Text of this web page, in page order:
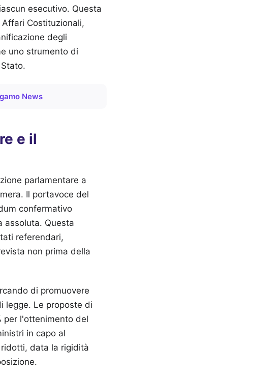
esecutivo. Questa
Costituzionali,
degli
uno strumento di
News
e il
parlamentare a
Il portavoce del
confermativo
assoluta. Questa
referendari,
non prima della
di promuovere
legge. Le proposte di
per l'ottenimento del
in capo al
data la rigidità